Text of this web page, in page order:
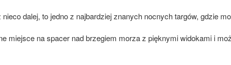
nieco dalej, to jedno z najbardziej znanych nocnych targów, gdzie
miejsce na spacer nad brzegiem morza z pięknymi widokami i